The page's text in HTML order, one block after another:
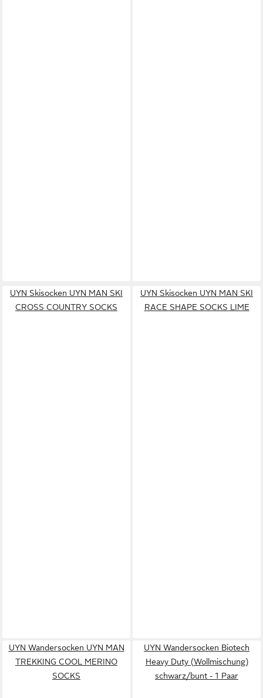
UYN Skisocken UYN MAN SKI
CROSS COUNTRY SOCKS
UYN Skisocken UYN MAN SKI
RACE SHAPE SOCKS LIME
UYN Wandersocken UYN MAN
TREKKING COOL MERINO
SOCKS
UYN Wandersocken Biotech
Heavy Duty (Wollmischung)
schwarz/bunt - 1 Paar